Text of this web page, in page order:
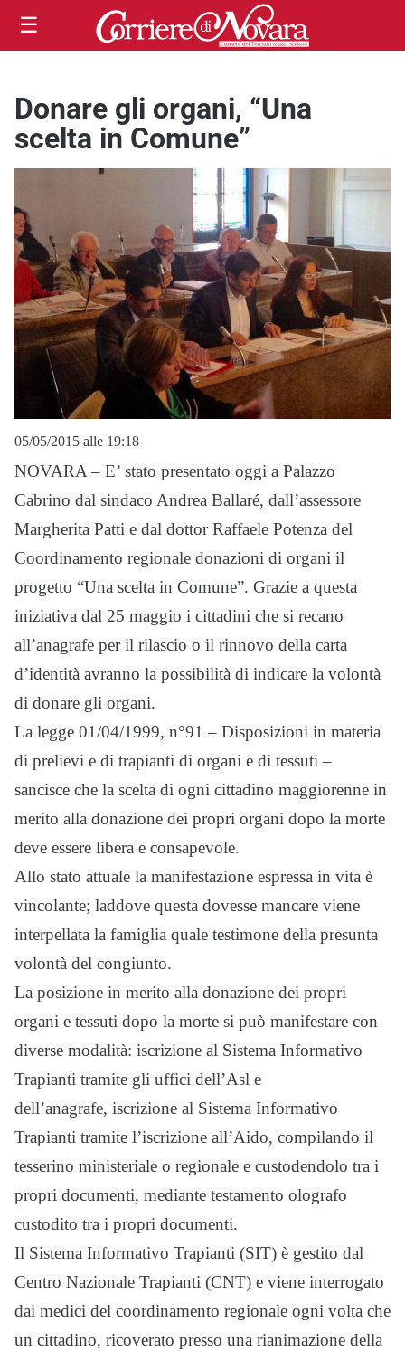
☰
Donare gli organi, “Una
scelta in Comune”
05/05/2015 alle 19:18
NOVARA – E’ stato presentato oggi a Palazzo
Cabrino dal sindaco Andrea Ballaré, dall’assessore
Margherita Patti e dal dottor Raffaele Potenza del
Coordinamento regionale donazioni di organi il
progetto “Una scelta in Comune”. Grazie a questa
iniziativa dal 25 maggio i cittadini che si recano
all’anagrafe per il rilascio o il rinnovo della carta
d’identità avranno la possibilità di indicare la volontà
di donare gli organi.
La legge 01/04/1999, n°91 – Disposizioni in materia
di prelievi e di trapianti di organi e di tessuti –
sancisce che la scelta di ogni cittadino maggiorenne in
merito alla donazione dei propri organi dopo la morte
deve essere libera e consapevole.
Allo stato attuale la manifestazione espressa in vita è
vincolante; laddove questa dovesse mancare viene
interpellata la famiglia quale testimone della presunta
volontà del congiunto.
La posizione in merito alla donazione dei propri
organi e tessuti dopo la morte si può manifestare con
diverse modalità: iscrizione al Sistema Informativo
Trapianti tramite gli uffici dell’Asl e
dell’anagrafe, iscrizione al Sistema Informativo
Trapianti tramite l’iscrizione all’Aido, compilando il
tesserino ministeriale o regionale e custodendolo tra i
propri documenti, mediante testamento olografo
custodito tra i propri documenti.
Il Sistema Informativo Trapianti (SIT) è gestito dal
Centro Nazionale Trapianti (CNT) e viene interrogato
dai medici del coordinamento regionale ogni volta che
un cittadino, ricoverato presso una rianimazione della